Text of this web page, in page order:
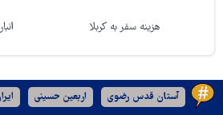
هزینه سفر به کربلا
آستان قدس رضوی اربعین حسینی